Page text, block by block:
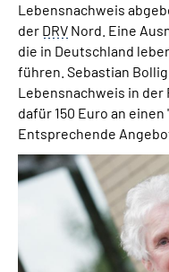
Lebensnachweis
der DRV Nord. Eine
die in Deutschland
führen. Sebastian
Lebensnachweis in der
dafür 150 Euro an
Entsprechende